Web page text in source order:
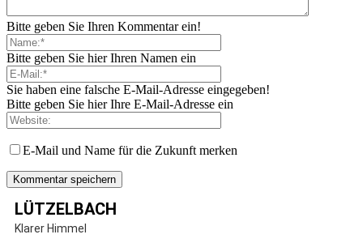
Bitte geben Sie Ihren Kommentar ein!
Bitte geben Sie hier Ihren Namen ein
Sie haben eine falsche E-Mail-Adresse eingegeben!
Bitte geben Sie hier Ihre E-Mail-Adresse ein
E-Mail und Name für die Zukunft merken
LÜTZELBACH
Klarer Himmel